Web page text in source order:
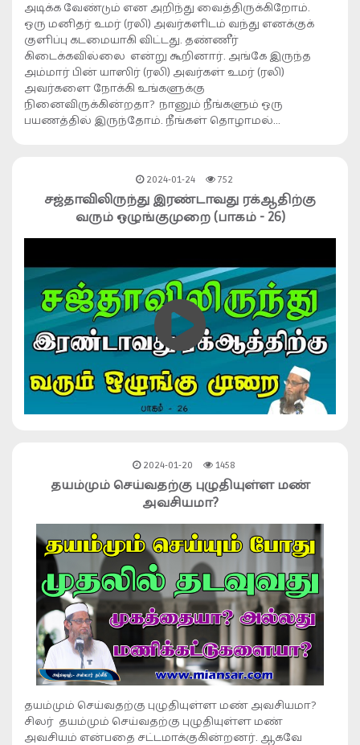
அடிக்க வேண்டும் என அறிந்து வைத்திருக்கிறோம்.
ஒரு மனிதர் உமர் (ரலி) அவர்களிடம் வந்து எனக்குக்
குளிப்பு கடமையாகி விட்டது. தண்ணீர்
கிடைக்கவில்லை என்று கூறினார். அங்கே இருந்த
அம்மார் பின் யாஸிர் (ரலி) அவர்கள் உமர் (ரலி)
அவர்களை நோக்கி உங்களுக்கு
நினைவிருக்கின்றதா? நானும் நீங்களும் ஒரு
பயணத்தில் இருந்தோம். நீங்கள் தொழாமல்…
2024-01-24 752
சஜ்தாவிலிருந்து இரண்டாவது ரக்ஆதிற்கு
வரும் ஒழுங்குமுறை (பாகம் - 26)
2024-01-20 1458
தயம்மும் செய்வதற்கு புழுதியுள்ள மண்
அவசியமா?
தயம்மும் செய்வதற்கு புழுதியுள்ள மண் அவசியமா?
சிலர் தயம்மும் செய்வதற்கு புழுதியுள்ள மண்
அவசியம் என்பதை சட்டமாக்குகின்றனர். ஆகவே